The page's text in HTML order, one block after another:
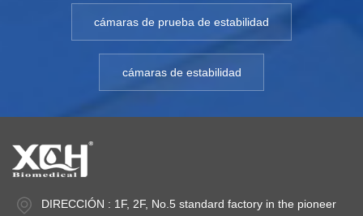
cámaras de prueba de estabilidad
cámaras de estabilidad
DIRECCIÓN : 1F, 2F, No.5 standard factory in the pioneer